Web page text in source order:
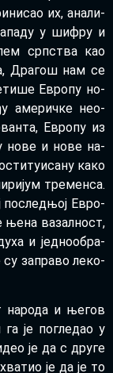
их, ана­ли­
у ши­фру и
срп­ства као
Дра­гош нам се
Евро­пу но­
аме­рич­ке нео-
Евро­пу из
но­ве и но­ве на­
ка­ко
тре­мен­са.
по­след­њој Евро­
ње­на ва­зал­ност,
и јед­но­о­бра­
за­пра­во ле­ко­
на­ро­да и ње­гов
је по­гле­дао у
је да с дру­ге
је да је то